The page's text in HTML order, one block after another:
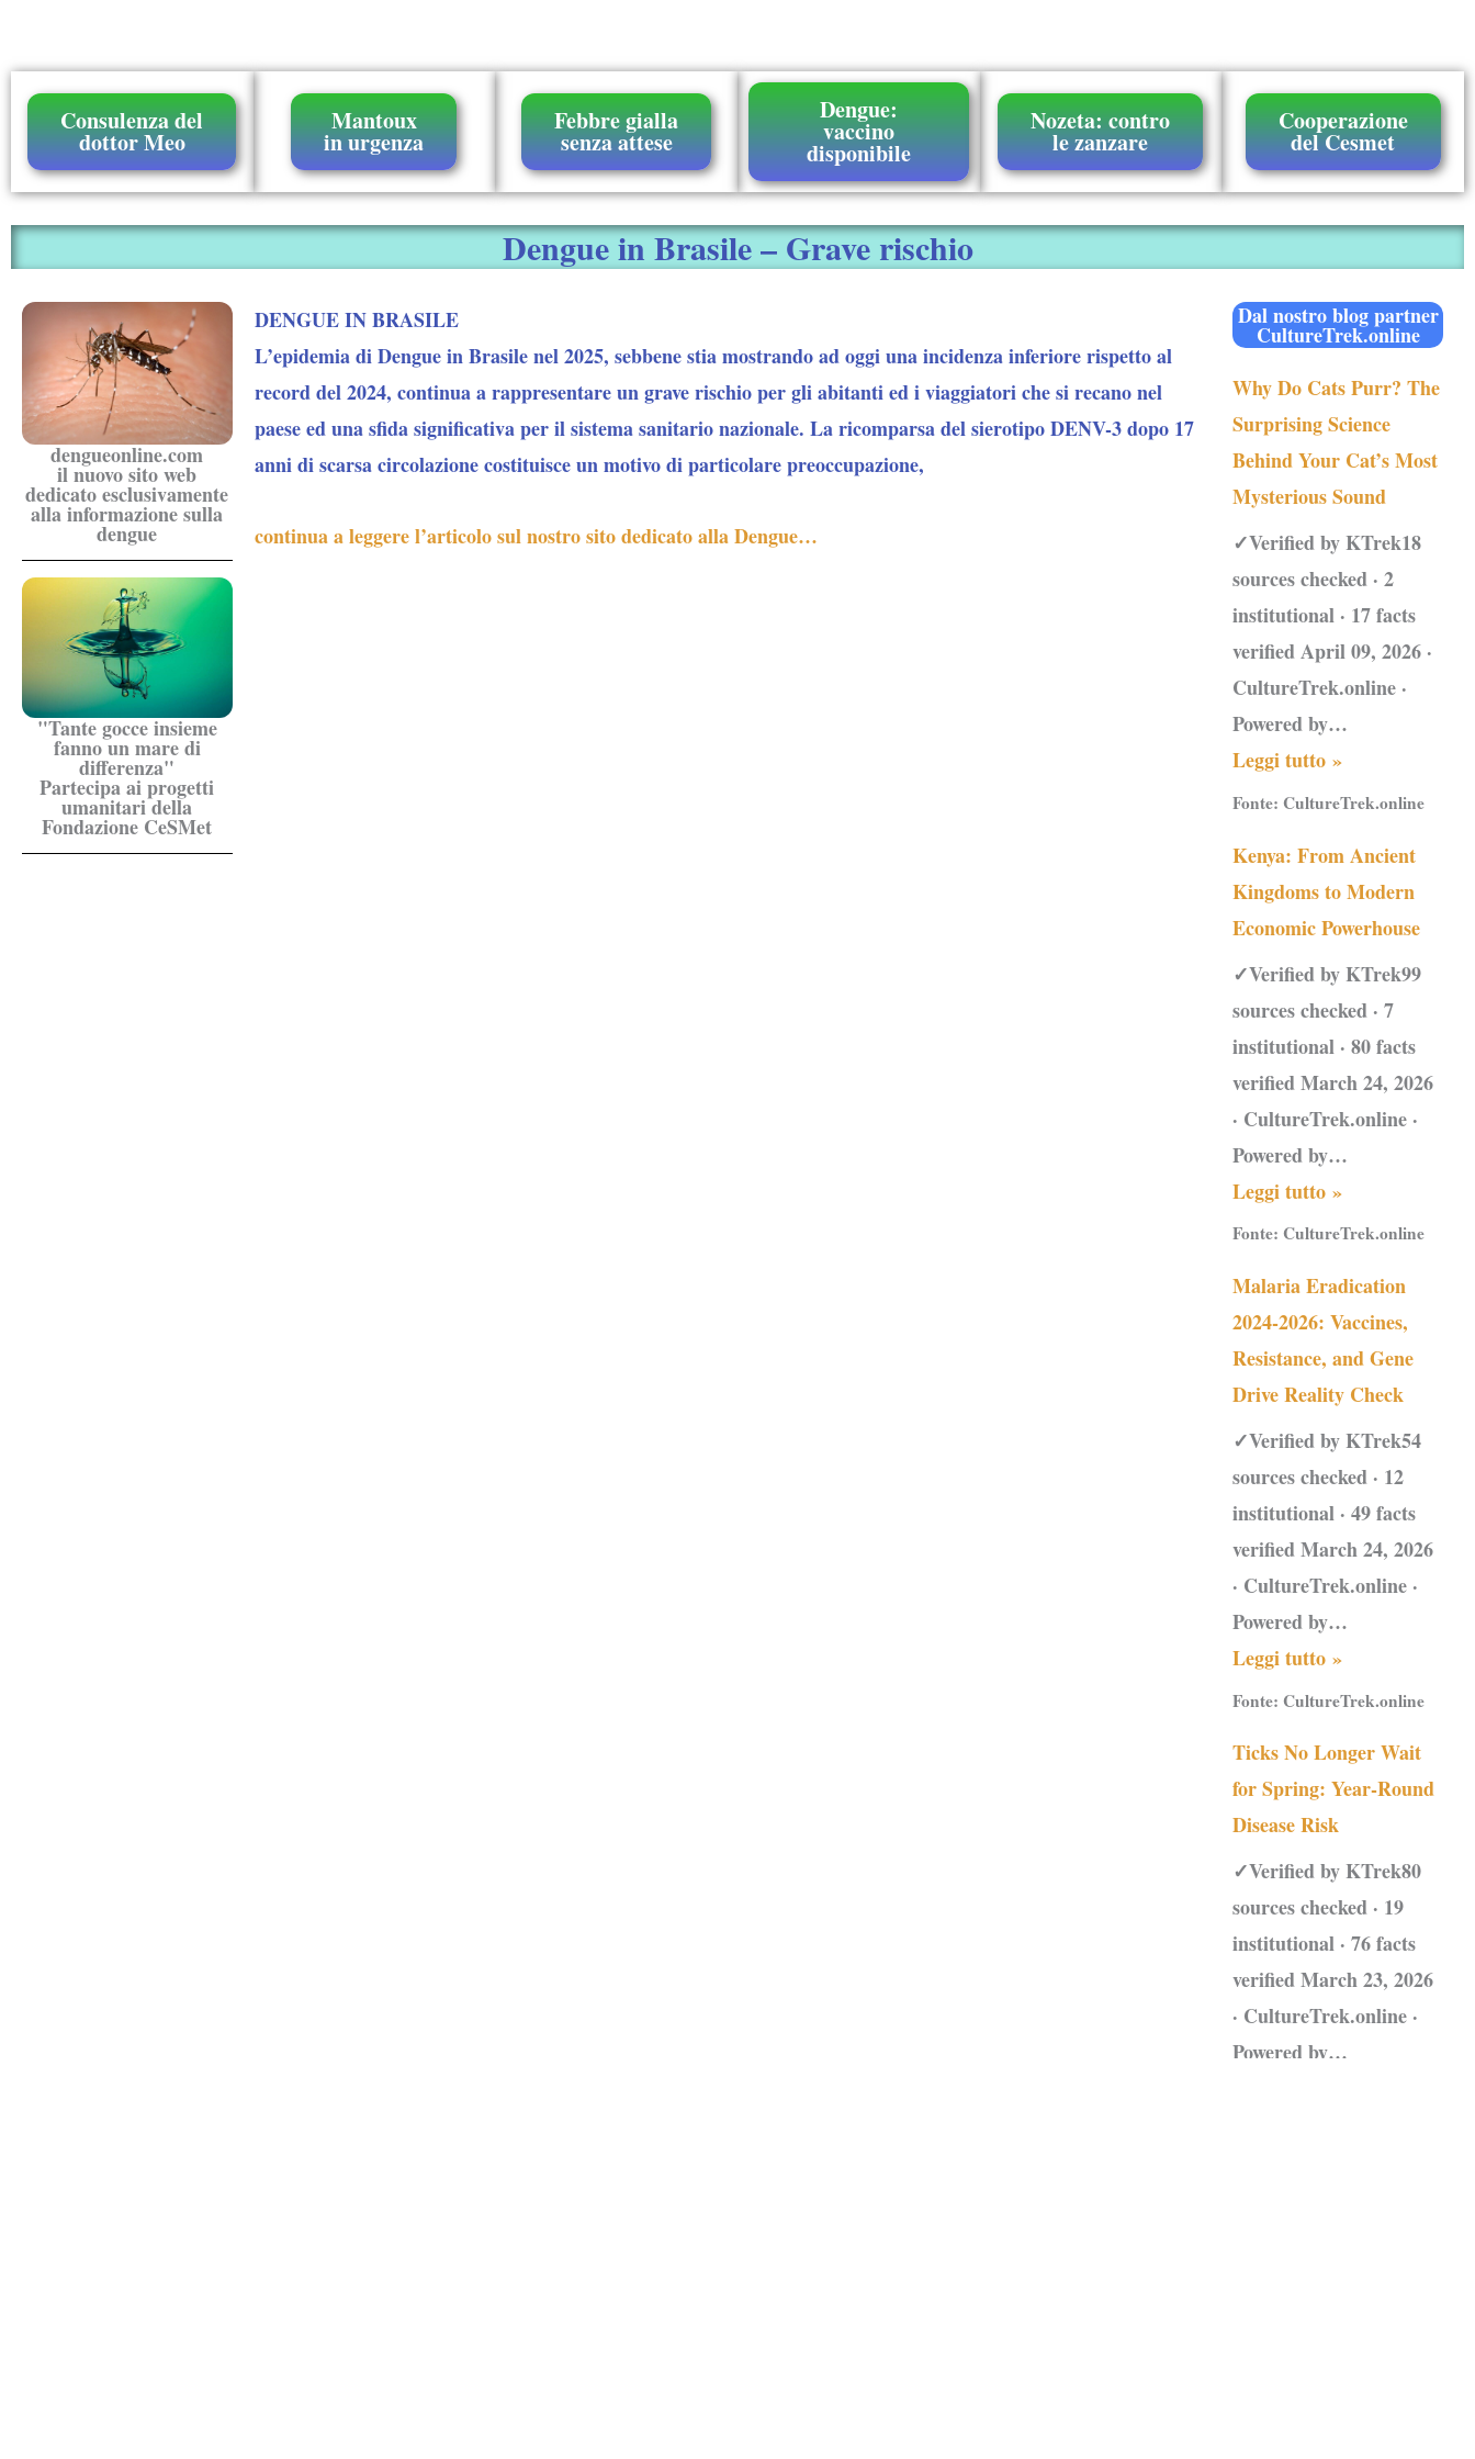
Consulenza del
dottor Meo
Mantoux
in urgenza
Febbre gialla
senza attese
Dengue:
vaccino
disponibile
Nozeta: contro
le zanzare
Cooperazione
del Cesmet
Dengue in Brasile – Grave rischio
dengueonline.com
il nuovo sito web
dedicato esclusivamente
alla informazione sulla
dengue
"Tante gocce insieme
fanno un mare di
differenza"
Partecipa ai progetti
umanitari della
Fondazione CeSMet
DENGUE IN BRASILE
L’epidemia di Dengue in Brasile nel 2025, sebbene stia mostrando ad oggi una incidenza inferiore rispetto al
record del 2024, continua a rappresentare un grave rischio per gli abitanti ed i viaggiatori che si recano nel
paese ed una sfida significativa per il sistema sanitario nazionale. La ricomparsa del sierotipo DENV-3 dopo 17
anni di scarsa circolazione costituisce un motivo di particolare preoccupazione,
continua a leggere l’articolo sul nostro sito dedicato alla Dengue…
Dal nostro blog partner
CultureTrek.online
Why Do Cats Purr? The
Surprising Science
Behind Your Cat’s Most
Mysterious Sound
✓Verified by KTrek18
sources checked · 2
institutional · 17 facts
verified April 09, 2026 ·
CultureTrek.online ·
Powered by…
Leggi tutto »
Fonte:CultureTrek.online
Kenya: From Ancient
Kingdoms to Modern
Economic Powerhouse
✓Verified by KTrek99
sources checked · 7
institutional · 80 facts
verified March 24, 2026
· CultureTrek.online ·
Powered by…
Leggi tutto »
Fonte:CultureTrek.online
Malaria Eradication
2024-2026: Vaccines,
Resistance, and Gene
Drive Reality Check
✓Verified by KTrek54
sources checked · 12
institutional · 49 facts
verified March 24, 2026
· CultureTrek.online ·
Powered by…
Leggi tutto »
Fonte:CultureTrek.online
Ticks No Longer Wait
for Spring: Year-Round
Disease Risk
✓Verified by KTrek80
sources checked · 19
institutional · 76 facts
verified March 23, 2026
· CultureTrek.online ·
Powered by…